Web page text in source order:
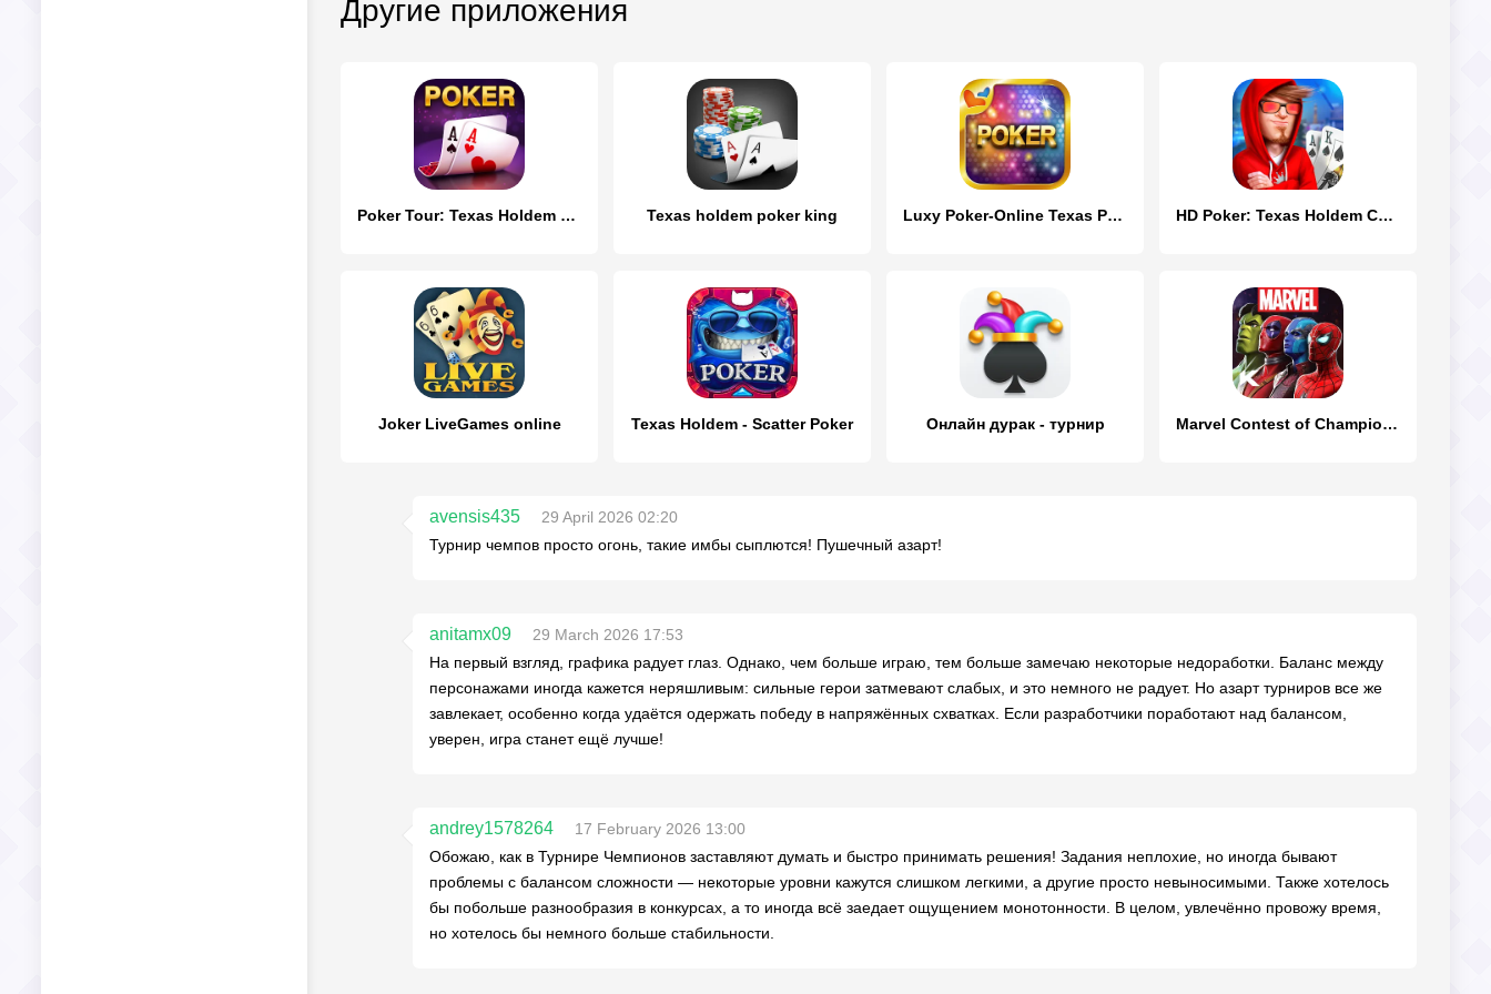
Другие приложения
Poker Tour: Texas Holdem World Texas holdem poker king Luxy Poker-Online Texas Poker HD Poker: Texas Holdem Casino
Joker LiveGames online Texas Holdem - Scatter Poker Онлайн дурак - турнир Marvel Contest of Champions
avensis435
29 April 2026 02:20
Турнир чемпов просто огонь, такие имбы сыплются! Пушечный азарт!
anitamx09
29 March 2026 17:53
На первый взгляд, графика радует глаз. Однако, чем больше играю, тем больше замечаю некоторые недоработки. Баланс между
персонажами иногда кажется неряшливым: сильные герои затмевают слабых, и это немного не радует. Но азарт турниров все же
завлекает, особенно когда удаётся одержать победу в напряжённых схватках. Если разработчики поработают над балансом,
уверен, игра станет ещё лучше!
andrey1578264
17 February 2026 13:00
Обожаю, как в Турнире Чемпионов заставляют думать и быстро принимать решения! Задания неплохие, но иногда бывают
проблемы с балансом сложности — некоторые уровни кажутся слишком легкими, а другие просто невыносимыми. Также хотелось
бы побольше разнообразия в конкурсах, а то иногда всё заедает ощущением монотонности. В целом, увлечённо провожу время,
но хотелось бы немного больше стабильности.